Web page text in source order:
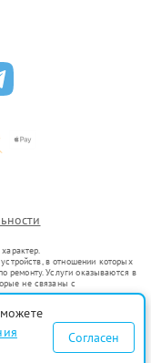
в отношении которых
ремонту. Услуги оказываются в
не связаны с
оборот в соответствии
услуг или введения
услугах по
определяемой
Согласен